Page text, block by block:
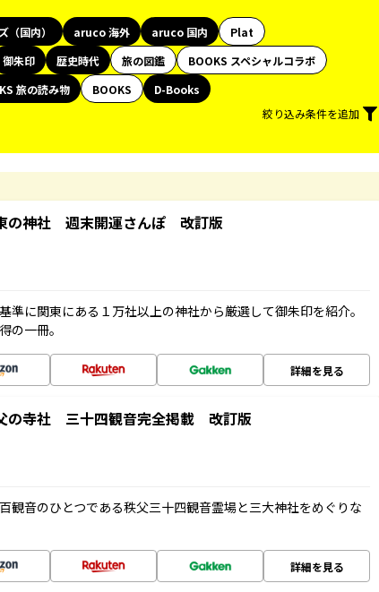
（国内） aruco 海外 aruco 国内
Plat
御朱印 歴史時代 旅の図鑑
BOOKS スペシャルコラボ
旅の読み物 BOOKS
D-Books
絞り込み条件を追加
の神社 週末開運さんぽ 改訂版
準に関東にある１万社以上の神社から厳選して御朱印を紹介。
の一冊。
詳細を見る
の寺社 三十四観音完全掲載 改訂版
観音のひとつである秩父三十四観音霊場と三大神社をめぐりな
詳細を見る